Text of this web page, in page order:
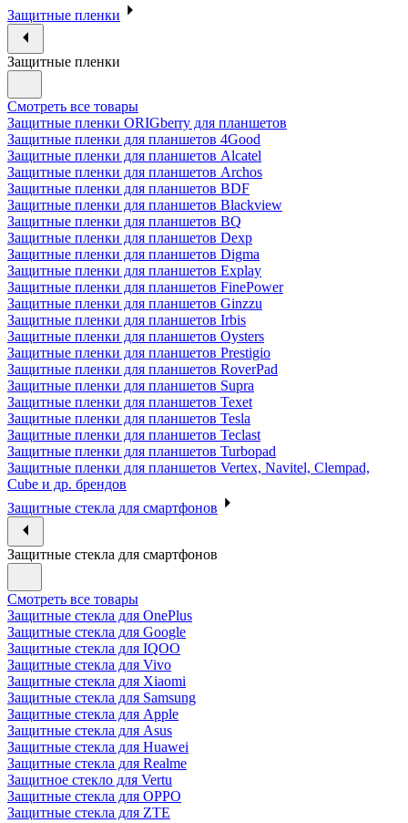
Защитные пленки
Защитные пленки
Смотреть все товары
Защитные пленки ORIGberry для планшетов
Защитные пленки для планшетов 4Good
Защитные пленки для планшетов Alcatel
Защитные пленки для планшетов Archos
Защитные пленки для планшетов BDF
Защитные пленки для планшетов Blackview
Защитные пленки для планшетов BQ
Защитные пленки для планшетов Dexp
Защитные пленки для планшетов Digma
Защитные пленки для планшетов Explay
Защитные пленки для планшетов FinePower
Защитные пленки для планшетов Ginzzu
Защитные пленки для планшетов Irbis
Защитные пленки для планшетов Oysters
Защитные пленки для планшетов Prestigio
Защитные пленки для планшетов RoverPad
Защитные пленки для планшетов Supra
Защитные пленки для планшетов Texet
Защитные пленки для планшетов Tesla
Защитные пленки для планшетов Teclast
Защитные пленки для планшетов Turbopad
Защитные пленки для планшетов Vertex, Navitel, Clempad,
Cube и др. брендов
Защитные стекла для смартфонов
Защитные стекла для смартфонов
Смотреть все товары
Защитные стекла для OnePlus
Защитные стекла для Google
Защитные стекла для IQOO
Защитные стекла для Vivo
Защитные стекла для Xiaomi
Защитные стекла для Samsung
Защитные стекла для Apple
Защитные стекла для Asus
Защитные стекла для Huawei
Защитные стекла для Realme
Защитное стекло для Vertu
Защитные стекла для OPPO
Защитные стекла для ZTE